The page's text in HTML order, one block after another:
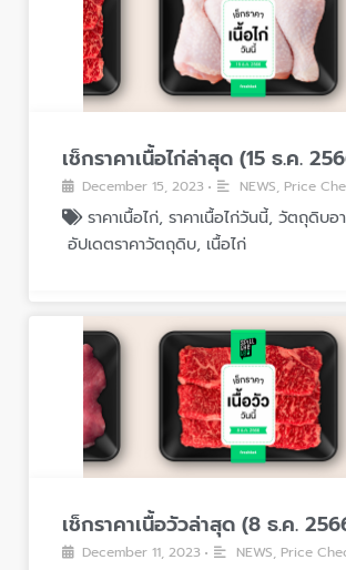
เช็กราคาเนื้อไก่ล่าสุด (15 ธ.ค.
December 15, 2023 • NEWS, Price
ราคาเนื้อไก่, ราคาเนื้อไก่วันนี้, วัตถุดิบอ
อัปเดตราคาวัตถุดิบ, เนื้อไก่
เช็กราคาเนื้อวัวล่าสุด (8 ธ.ค.
December 11, 2023 • NEWS, Price